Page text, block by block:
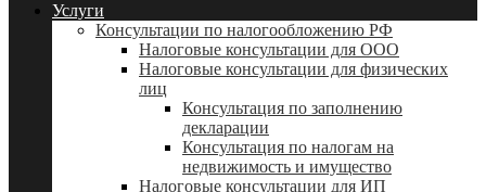
Услуги
Консультации по налогообложению РФ
Налоговые консультации для ООО
Налоговые консультации для физических
лиц
Консультация по заполнению
декларации
Консультация по налогам на
недвижимость и имущество
Налоговые консультации для ИП